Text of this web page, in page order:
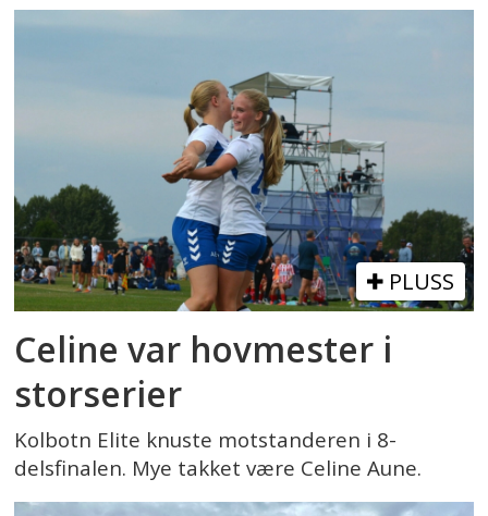
PLUSS
Celine var hovmester i
storserier
Kolbotn Elite knuste motstanderen i 8-
delsfinalen. Mye takket være Celine Aune.